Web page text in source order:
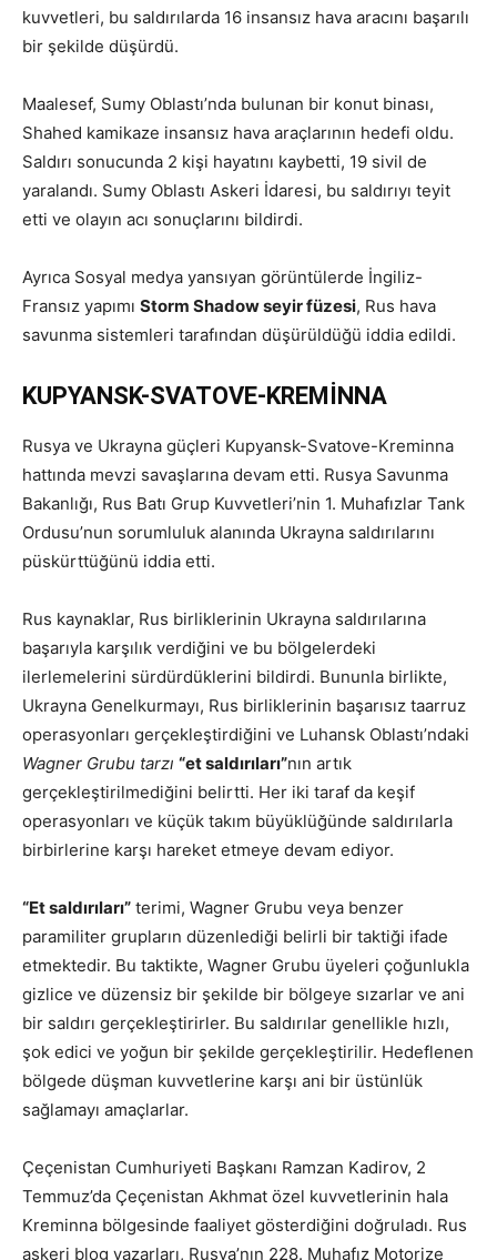
kuvvetleri, bu saldırılarda 16 insansız hava aracını başarılı
bir şekilde düşürdü.
Maalesef, Sumy Oblastı’nda bulunan bir konut binası,
Shahed kamikaze insansız hava araçlarının hedefi oldu.
Saldırı sonucunda 2 kişi hayatını kaybetti, 19 sivil de
yaralandı. Sumy Oblastı Askeri İdaresi, bu saldırıyı teyit
etti ve olayın acı sonuçlarını bildirdi.
Ayrıca Sosyal medya yansıyan görüntülerde İngiliz-
Fransız yapımı Storm Shadow seyir füzesi, Rus hava
savunma sistemleri tarafından düşürüldüğü iddia edildi.
KUPYANSK-SVATOVE-KREMİNNA
Rusya ve Ukrayna güçleri Kupyansk-Svatove-Kreminna
hattında mevzi savaşlarına devam etti. Rusya Savunma
Bakanlığı, Rus Batı Grup Kuvvetleri’nin 1. Muhafızlar Tank
Ordusu’nun sorumluluk alanında Ukrayna saldırılarını
püskürttüğünü iddia etti.
Rus kaynaklar, Rus birliklerinin Ukrayna saldırılarına
başarıyla karşılık verdiğini ve bu bölgelerdeki
ilerlemelerini sürdürdüklerini bildirdi. Bununla birlikte,
Ukrayna Genelkurmayı, Rus birliklerinin başarısız taarruz
operasyonları gerçekleştirdiğini ve Luhansk Oblastı’ndaki
Wagner Grubu tarzı “et saldırıları”nın artık
gerçekleştirilmediğini belirtti. Her iki taraf da keşif
operasyonları ve küçük takım büyüklüğünde saldırılarla
birbirlerine karşı hareket etmeye devam ediyor.
“Et saldırıları” terimi, Wagner Grubu veya benzer
paramiliter grupların düzenlediği belirli bir taktiği ifade
etmektedir. Bu taktikte, Wagner Grubu üyeleri çoğunlukla
gizlice ve düzensiz bir şekilde bir bölgeye sızarlar ve ani
bir saldırı gerçekleştirirler. Bu saldırılar genellikle hızlı,
şok edici ve yoğun bir şekilde gerçekleştirilir. Hedeflenen
bölgede düşman kuvvetlerine karşı ani bir üstünlük
sağlamayı amaçlarlar.
Çeçenistan Cumhuriyeti Başkanı Ramzan Kadirov, 2
Temmuz’da Çeçenistan Akhmat özel kuvvetlerinin hala
Kreminna bölgesinde faaliyet gösterdiğini doğruladı. Rus
askeri blog yazarları, Rusya’nın 228. Muhafız Motorize